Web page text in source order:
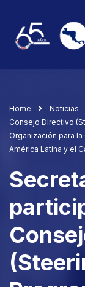
Home Noticias
Consejo Directivo
Organización para
América Latina y el